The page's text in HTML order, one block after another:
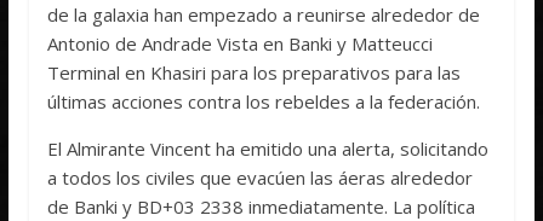
de la galaxia han empezado a reunirse alrededor de
Antonio de Andrade Vista en Banki y Matteucci
Terminal en Khasiri para los preparativos para las
últimas acciones contra los rebeldes a la federación.
El Almirante Vincent ha emitido una alerta, solicitando
a todos los civiles que evacúen las áeras alrededor
de Banki y BD+03 2338 inmediatamente. La política